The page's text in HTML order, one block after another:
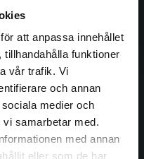
att anpassa innehållet
funktioner
vår trafik. Vi
och annan
medier och
samarbetar med.
med annan
eller som de har
Studentlitteratur med